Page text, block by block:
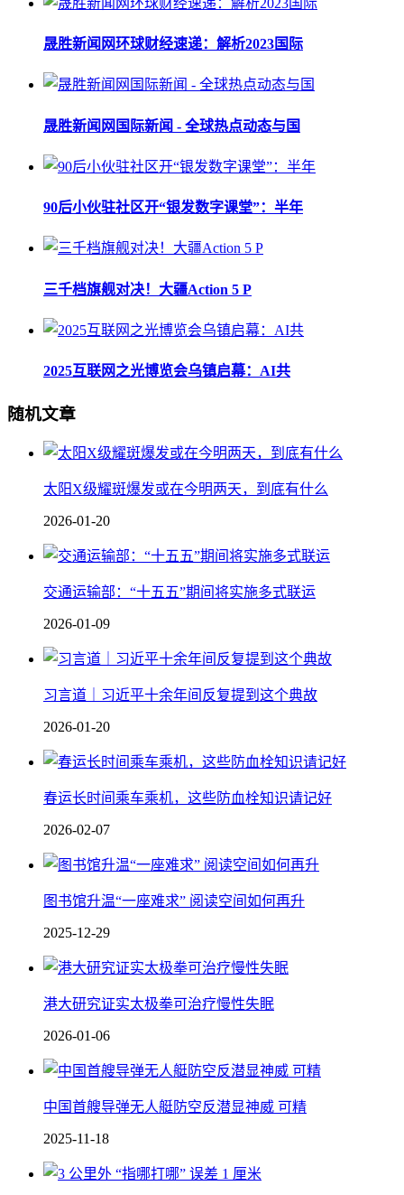
晟胜新闻网环球财经速递：解析2023国际
晟胜新闻网国际新闻 - 全球热点动态与国
90后小伙驻社区开“银发数字课堂”：半年
三千档旗舰对决！大疆Action 5 P
2025互联网之光博览会乌镇启幕：AI共
随机文章
太阳X级耀斑爆发或在今明两天，到底有什么
2026-01-20
交通运输部：“十五五”期间将实施多式联运
2026-01-09
习言道｜习近平十余年间反复提到这个典故
2026-01-20
春运长时间乘车乘机，这些防血栓知识请记好
2026-02-07
图书馆升温“一座难求” 阅读空间如何再升
2025-12-29
港大研究证实太极拳可治疗慢性失眠
2026-01-06
中国 首艘导弹无人艇防空反潜显神威 可精
2025-11-18